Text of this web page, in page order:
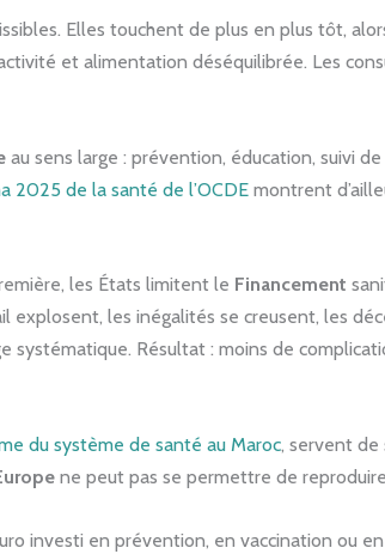
Elles touchent de plus en plus tôt,
et alimentation déséquilibrée. Les
au sens large : prévention, éducation, suivi
2025 de la santé de l’OCDE montrent
les États limitent le Financement
explosent, les inégalités se creusent, les
Résultat : moins de
du système de santé au Maroc, servent de
ne peut pas se permettre de
investi en prévention, en vaccination ou